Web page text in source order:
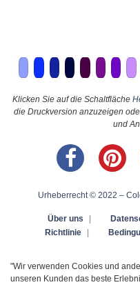
Klicken Sie auf die Schaltfläche
die Druckversion anzuzeigen
und
Urheberrecht © 2022 –
Über uns
Richtlinie
"Wir verwenden Cookies und
unseren Kunden das beste